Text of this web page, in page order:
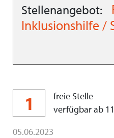
Stellenangebot:
Inklusionshilfe /
1
freie Stelle
verfügbar ab
05.06.2023